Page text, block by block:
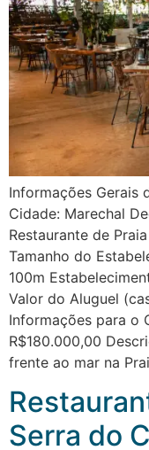
Informações Gerais
Cidade: Marechal
Restaurante de
Tamanho do
100m
Valor do Aluguel
Informações para o
R$180.000,00
frente ao mar na
Serra do